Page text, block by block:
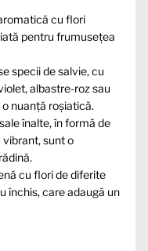
cu flori
pentru frumusețea
specii de salvie, cu
albastre-roz sau
nuanță roșiatică.
înalte, în formă de
vibrant, sunt o
cu flori de diferite
închis, care adaugă un